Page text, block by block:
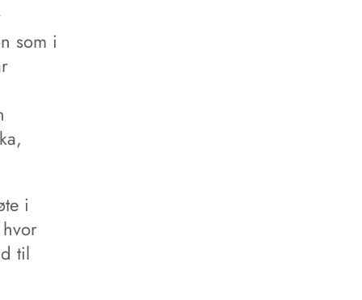
som i
i
til